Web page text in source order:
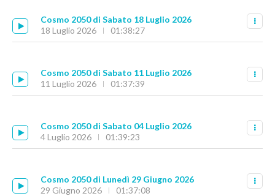
Cosmo 2050 di Sabato 18 Luglio 2026
18 Luglio 2026
01:38:27
Cosmo 2050 di Sabato 11 Luglio 2026
11 Luglio 2026
01:37:39
Cosmo 2050 di Sabato 04 Luglio 2026
4 Luglio 2026
01:39:23
Cosmo 2050 di Lunedì 29 Giugno 2026
29 Giugno 2026
01:37:08